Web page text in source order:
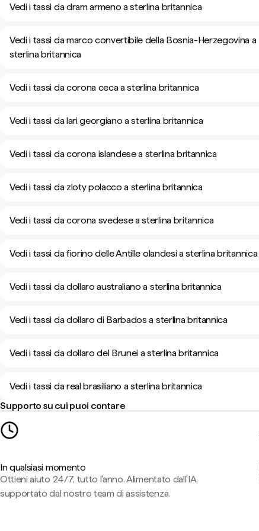
Vedi i tassi da dram armeno a sterlina britannica
Vedi i tassi da marco convertibile della Bosnia-Herzegovina a
sterlina britannica
Vedi i tassi da corona ceca a sterlina britannica
Vedi i tassi da lari georgiano a sterlina britannica
Vedi i tassi da corona islandese a sterlina britannica
Vedi i tassi da zloty polacco a sterlina britannica
Vedi i tassi da corona svedese a sterlina britannica
Vedi i tassi da fiorino delle Antille olandesi a sterlina britannica
Vedi i tassi da dollaro australiano a sterlina britannica
Vedi i tassi da dollaro di Barbados a sterlina britannica
Vedi i tassi da dollaro del Brunei a sterlina britannica
Vedi i tassi da real brasiliano a sterlina britannica
Supporto su cui puoi contare
In qualsiasi momento
Ottieni aiuto 24/7, tutto l'anno. Alimentato dall'IA,
supportato dal nostro team di assistenza.